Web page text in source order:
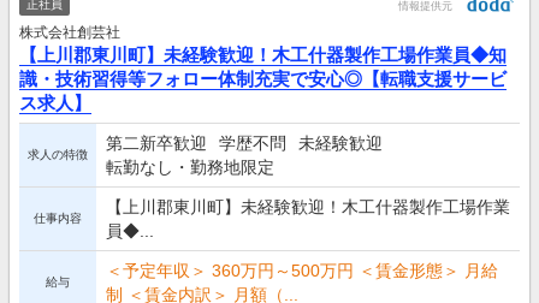
正社員 情報提供元
株式会社創芸社
【上川郡東川町】未経験歓迎！木工什器製作工場作業員◆知
識・技術習得等フォロー体制充実で安心◎【転職支援サービ
ス求人】
求人の特徴
第二新卒歓迎 学歴不問
未経験歓迎
転勤なし・勤務地限定
仕事内容
【上川郡東川町】未経験歓迎！木工什器製作工場作業
員◆...
給与
＜予定年収＞ 360万円～500万円 ＜賃金形態＞ 月給
制 ＜賃金内訳＞ 月額（...